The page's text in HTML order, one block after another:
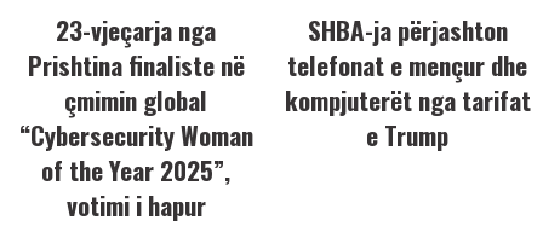
23-vjeçarja nga
Prishtina finaliste në
çmimin global
“Cybersecurity Woman
of the Year 2025”,
votimi i hapur
SHBA-ja përjashton
telefonat e mençur dhe
kompjuterët nga tarifat
e Trump